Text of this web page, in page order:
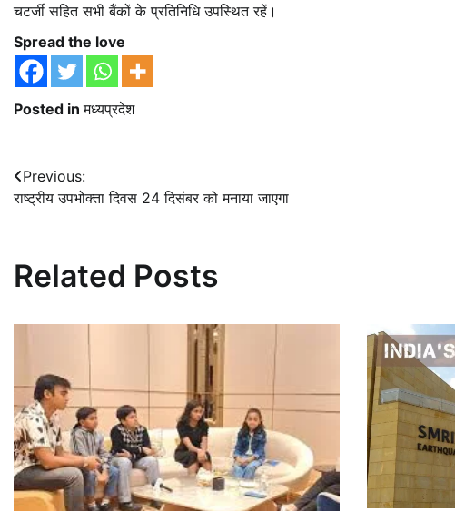
चटर्जी सहित सभी बैंकों के प्रतिनिधि उपस्थित रहें।
Spread the love
Posted inमध्यप्रदेश
Post
navigation
Previous:
राष्ट्रीय उपभोक्ता दिवस 24 दिसंबर को मनाया जाएगा
Related Posts